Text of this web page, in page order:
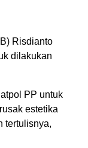
Risdianto
dilakukan
PP untuk
estetika
tertulisnya,